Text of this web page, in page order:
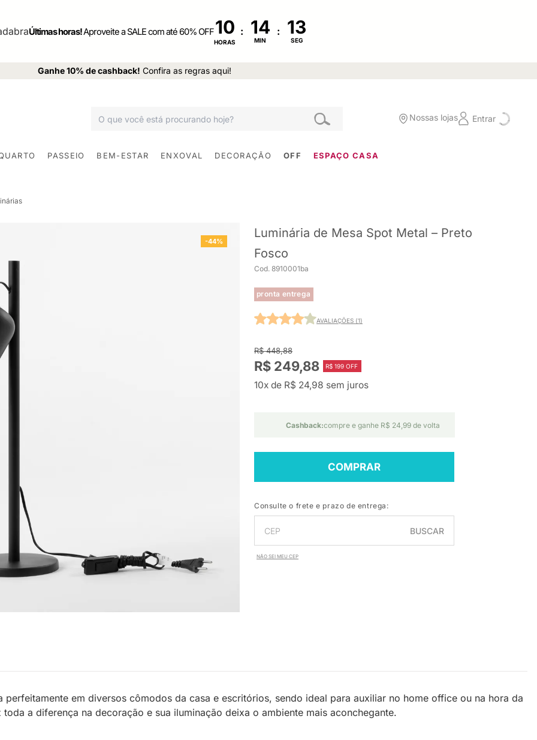
Últimas horas!Aproveite a SALE com até 60% OFF10
HORAS
:
MIN
:
SEG
Ganhe 10% de cashback! Confira as regras aqui!
Nossas lojas Entrar
PASSEIO BEM-ESTAR ENXOVAL DECORAÇÃO OFF ESPAÇO CASA
-44%
Luminária de Mesa Spot Metal – Preto
Fosco
Cod. 8910001ba
pronta entrega
AVALIAÇÕES (1)
R$ 448,88
R$ 249,88 R$ 199 OFF
10x de R$ 24,98 sem juros
Cashback:compre e ganhe R$ 24,99 de volta
COMPRAR
Consulte o frete e prazo de entrega:
BUSCAR
NÃO SEI MEU CEP
perfeitamente em diversos cômodos da casa e escritórios, sendo ideal para auxiliar no home office ou na hora da
a diferença na decoração e sua iluminação deixa o ambiente mais aconchegante.